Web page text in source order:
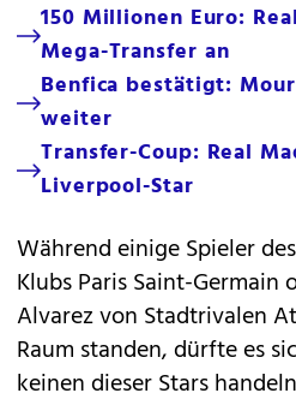
150 Millionen Euro:
Mega-Transfer an
Benfica bestätigt:
weiter
Transfer-Coup: Real
Liverpool-Star
Während einige Spieler
Klubs Paris Saint-Germain
Alvarez von Stadtrivalen
Raum standen, dürfte es
keinen dieser Stars